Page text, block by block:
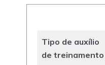
Tipo de auxílio
de treinamento